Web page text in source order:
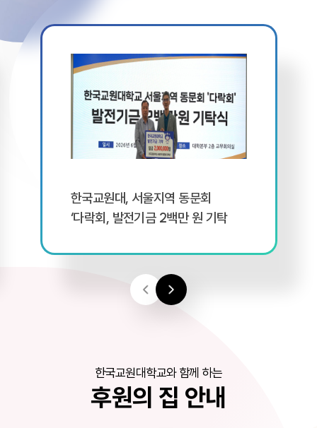
한국교원대, 서울지역 동문회
‘다락회, 발전기금 2백만 원 기탁
한국교원대학교와 함께 하는
후원의 집 안내